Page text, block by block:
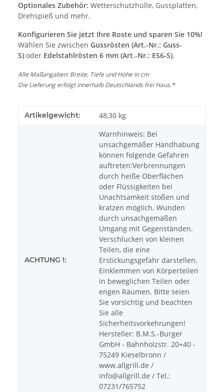
Optionales Zubehör: Wetterschutzhülle, Gussplatten,
Drehspieß und mehr.
Konfigurieren Sie jetzt Ihre Roste und sparen Sie 10%!
Wählen Sie zwischen Gussrösten (Art.-Nr.: Guss-
S) oder Edelstahlrösten 6 mm (Art.-Nr.: ES6-S).
Alle Maßangaben: Breite, Tiefe und Höhe in cm
Die Lieferung erfolgt innerhalb Deutschlands frei Haus.*
Artikelgewicht: 48,30 kg
ACHTUNG !:
Warnhinweis: Bei
unsachgemäßer Handhabung
können folgende Gefahren
auftreten:Verbrennungen
durch heiße Oberflächen
oder Flüssigkeiten bei
Unachtsamkeit stoßen und
kratzen möglich. Wunden
durch unsachgemäßen
Umgang mit Gegenständen.
Verschlucken von kleinen
Teilen, die eine
Erstickungsgefahr darstellen.
Einklemmen von Körperteilen
in beweglichen Teilen oder
engen Räumen. Bitte seien
Sie vorsichtig und beachten
Sie alle
Sicherheitsvorkehrungen!
Hersteller: B.M.S.-Burger
GmbH - Bahnholzstr. 20+40 -
75249 Kieselbronn /
www.allgrill.de /
info@allgrill.de / Tel.:
07231/765752